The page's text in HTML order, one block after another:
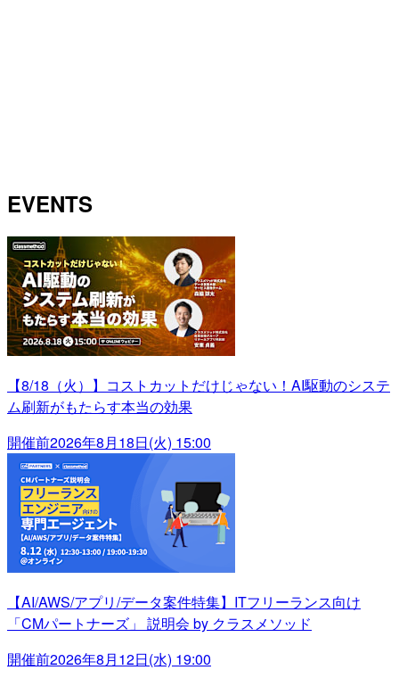
EVENTS
【8/18（火）】コストカットだけじゃない！AI駆動のシステ
ム刷新がもたらす本当の効果
開催前2026年8月18日(火) 15:00
【AI/AWS/アプリ/データ案件特集】ITフリーランス向け
「CMパートナーズ」 説明会 by クラスメソッド
開催前2026年8月12日(水) 19:00